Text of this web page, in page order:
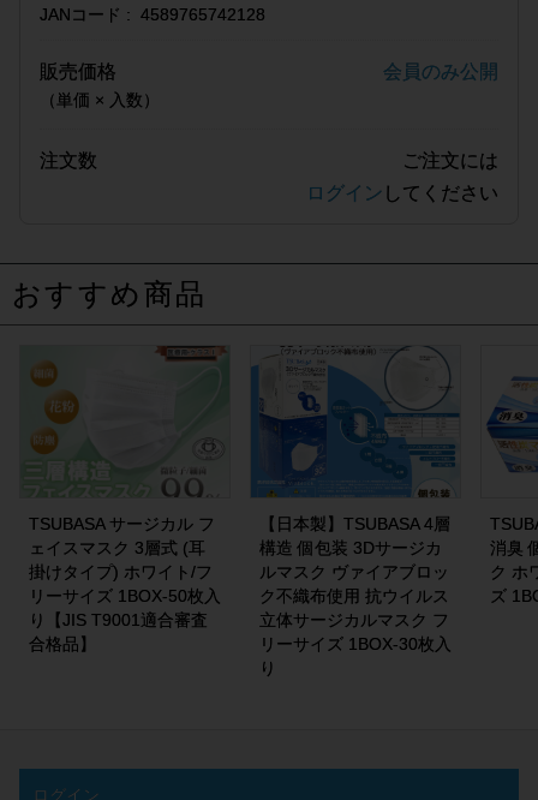
JANコード
4589765742128
販売価格
（単価 × 入数）
会員のみ公開
注文数
ご注文には
ログイン してください
おすすめ商品
TSUBASA サージカル フ
ェイスマスク 3層式 (耳
掛けタイプ) ホワイト/フ
リーサイズ 1BOX-50枚入
り【JIS T9001適合審査
合格品】
【日本製】TSUBASA 4層
構造 個包装 3Dサージカ
ルマスク ヴァイアブロッ
ク不織布使用 抗ウイルス
立体サージカルマスク フ
リーサイズ 1BOX-30枚入
り
消臭
ク ホ
ズ
ログイン